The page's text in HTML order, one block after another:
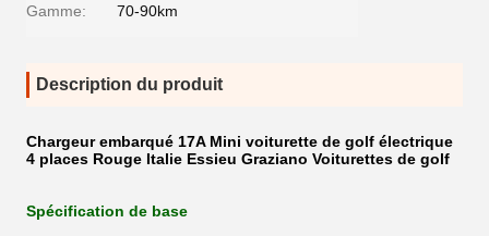
Gamme: 70-90km
Description du produit
Chargeur embarqué 17A Mini voiturette de golf électrique
4 places Rouge Italie Essieu Graziano Voiturettes de golf
Spécification de base